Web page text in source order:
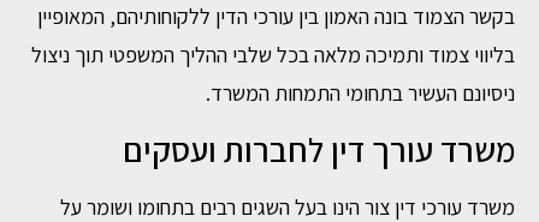
בקשר הצמוד בונה האמון בין עורכי הדין ללקוחותיהם, המאופיין
בליווי צמוד ותמיכה מלאה בכל שלבי ההליך המשפטי תוך ניצול
ניסיונם העשיר בתחומי התמחות המשרד.
משרד עורך דין לחברות ועסקים
משרד עורכי דין צור הינו בעל השגים רבים בתחומו ושומר על